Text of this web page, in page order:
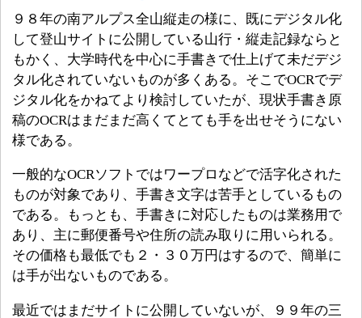
９８年の南アルプス全山縦走の様に、既にデジタル化
して登山サイトに公開している山行・縦走記録ならと
もかく、大学時代を中心に手書きで仕上げて未だデジ
タル化されていないものが多くある。そこでOCRでデ
ジタル化をかねてより検討していたが、現状手書き原
稿のOCRはまだまだ高くてとても手を出せそうにない
様である。
一般的なOCRソフトではワープロなどで活字化された
ものが対象であり、手書き文字は苦手としているもの
である。もっとも、手書きに対応したものは業務用で
あり、主に郵便番号や住所の読み取りに用いられる。
その価格も最低でも２・３０万円はするので、簡単に
は手が出ないものである。
最近ではまだサイトに公開していないが、９９年の三